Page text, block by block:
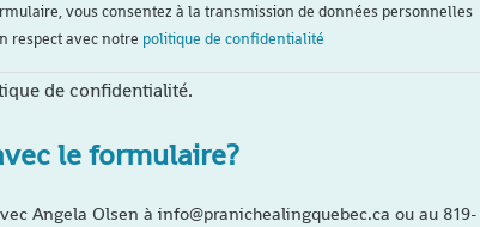
vous consentez à la transmission de données personnelles
respect avec notre politique de confidentialité
de confidentialité.
le formulaire?
Angela Olsen à info@pranichealingquebec.ca ou au 819-